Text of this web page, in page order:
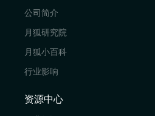
公司简介
月狐研究院
月狐小百科
行业影响
资源中心